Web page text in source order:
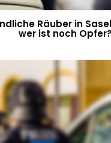
Räuber in
wer ist noch Opfer?